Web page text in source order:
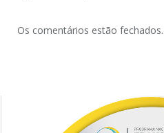
Os comentários estão fechados.